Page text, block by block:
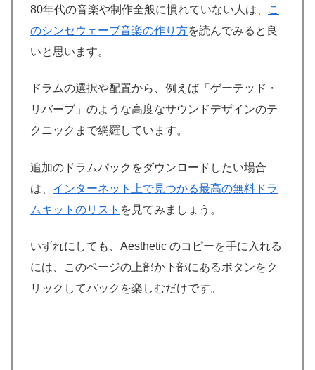
80年代の音楽や制作全般に慣れていない人は、
こ
のシンセウェーブ音楽の作り方を読んでみると良
いと思います。
ドラムの選択や配置から、例えば「ゲーテッド・
リバーブ」のような高度なサウンドデザインのテ
クニックまで網羅しています。
追加のドラムパックをダウンロードしたい場合
は、 インターネット上で見つかる最高の無料ドラ
ムキットのリスト を見てみましょう。
いずれにしても、Aesthetic のコピーを手に入れる
には、このページの上部か下部にあるボタンをク
リックしてパックを楽しむだけです。